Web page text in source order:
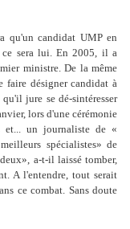
qu'un candidat UMP en
sera lui. En 2005, il a
ministre. De la même
faire désigner candidat à
jure se dé-sintéresser
lors d'une cérémonie
et... un journaliste de «
spécialistes» de
a-t-il laissé tomber,
A l'entendre, tout serait
ce combat. Sans doute